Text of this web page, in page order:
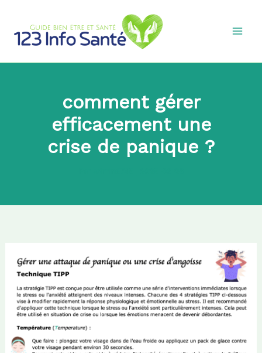
contenu
comment gérer
efficacement une
crise de panique ?